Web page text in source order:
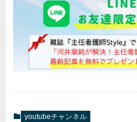
youtubeチャンネル